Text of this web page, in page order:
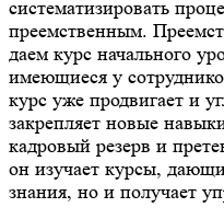
систематизировать
преемственным.
даем курс начального
имеющиеся у
курс уже продвигает и
закрепляет новые
кадровый резерв и
он изучает курсы,
знания, но и получает